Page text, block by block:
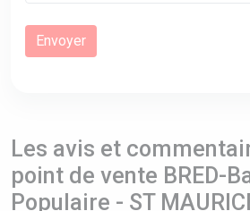
Les avis et
point de vente BRED-
Populaire - ST